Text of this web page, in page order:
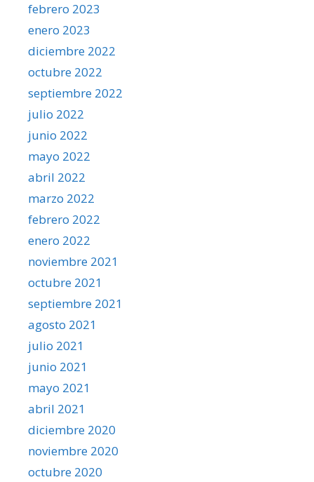
febrero 2023
enero 2023
diciembre 2022
octubre 2022
septiembre 2022
julio 2022
junio 2022
mayo 2022
abril 2022
marzo 2022
febrero 2022
enero 2022
noviembre 2021
octubre 2021
septiembre 2021
agosto 2021
julio 2021
junio 2021
mayo 2021
abril 2021
diciembre 2020
noviembre 2020
octubre 2020